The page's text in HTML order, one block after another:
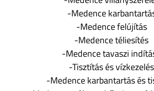
-Medence
-Medence felújítás
-Medence téliesítés
-Medence tavaszi
-Tisztítás és vízkezelés
-Medence karbantartás és